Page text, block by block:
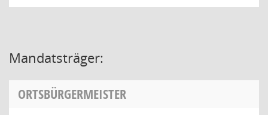
Mandatsträger:
ORTSBÜRGERMEISTER